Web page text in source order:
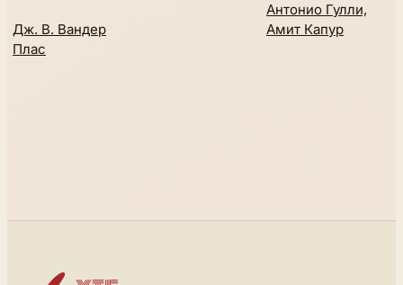
Дж. В. Вандер
Плас
Антонио Гулли,
Амит Капур